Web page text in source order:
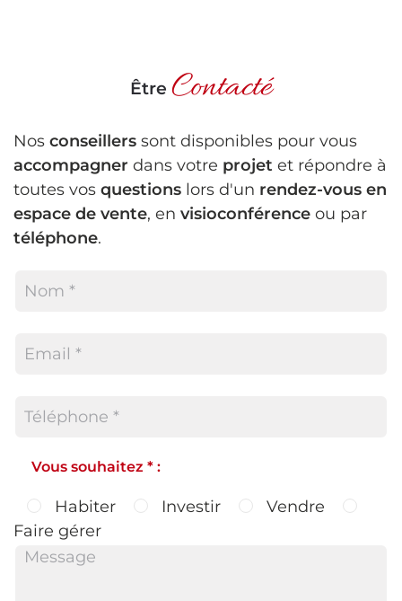
Être Contacté
Nos conseillers sont disponibles pour vous
accompagner dans votre projet et répondre à
toutes vos questions lors d'un rendez-vous en
espace de vente, en visioconférence ou par
téléphone.
Vous souhaitez * :
Habiter Investir
Vendre
Faire gérer